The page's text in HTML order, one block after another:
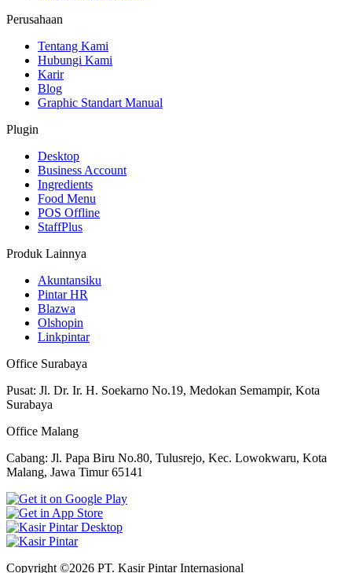
Perusahaan
Tentang Kami
Hubungi Kami
Karir
Blog
Graphic Standart Manual
Plugin
Desktop
Business Account
Ingredients
Food Menu
POS Offline
StaffPlus
Produk Lainnya
Akuntansiku
Pintar HR
Blazwa
Olshopin
Linkpintar
Office Surabaya
Pusat: Jl. Dr. Ir. H. Soekarno No.19, Medokan Semampir, Kota
Surabaya
Office Malang
Cabang: Jl. Papa Biru No.80, Tulusrejo, Kec. Lowokwaru, Kota
Malang, Jawa Timur 65141
Copyright ©2026 PT. Kasir Pintar Internasional